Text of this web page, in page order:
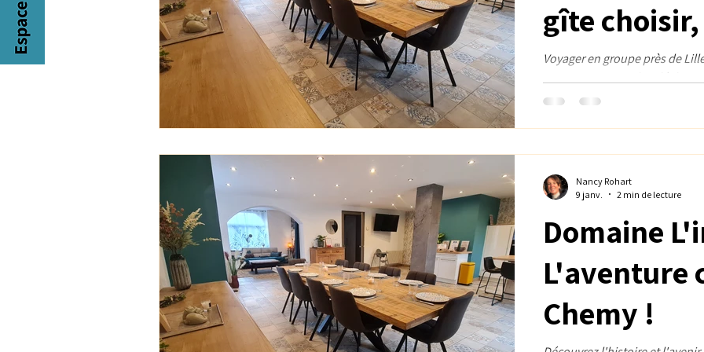
gîte
Lille pour
l’espace et
convivialité
Voyager en groupe près de
vacances conviviale, idéale
nos 4 chambres et de notre
Domaine
L'aventure
Chemy !
Nancy Rohart
9 janv.
2 min de lecture